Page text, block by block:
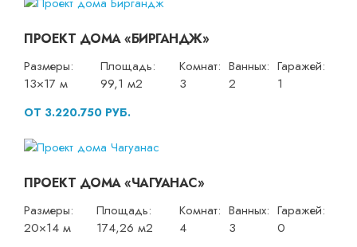
ПРОЕКТ ДОМА «БИРГАНДЖ»
Размеры:
13×17 м
Площадь:
99,1 м2
Комнат:
3
Ванных:
2
Гаражей:
1
ОТ 3.220.750 РУБ.
ПРОЕКТ ДОМА «ЧАГУАНАС»
Размеры:
20×14 м
Площадь:
174,26 м2
Комнат:
4
Ванных:
3
Гаражей:
0